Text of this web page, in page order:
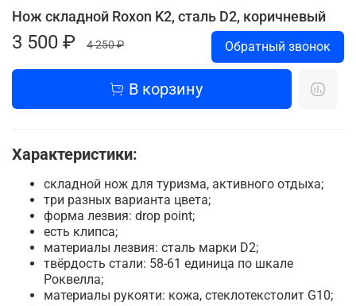
Нож складной Roxon K2, сталь D2, коричневый
3 500 ₽ 4 250 ₽ Обратный звонок
В корзину
Характеристики:
складной нож для туризма, активного отдыха;
три разных варианта цвета;
форма лезвия: drop point;
есть клипса;
материалы лезвия: сталь марки D2;
твёрдость стали: 58-61 единица по шкале
Роквелла;
материалы рукояти: кожа, стеклотекстолит G10;